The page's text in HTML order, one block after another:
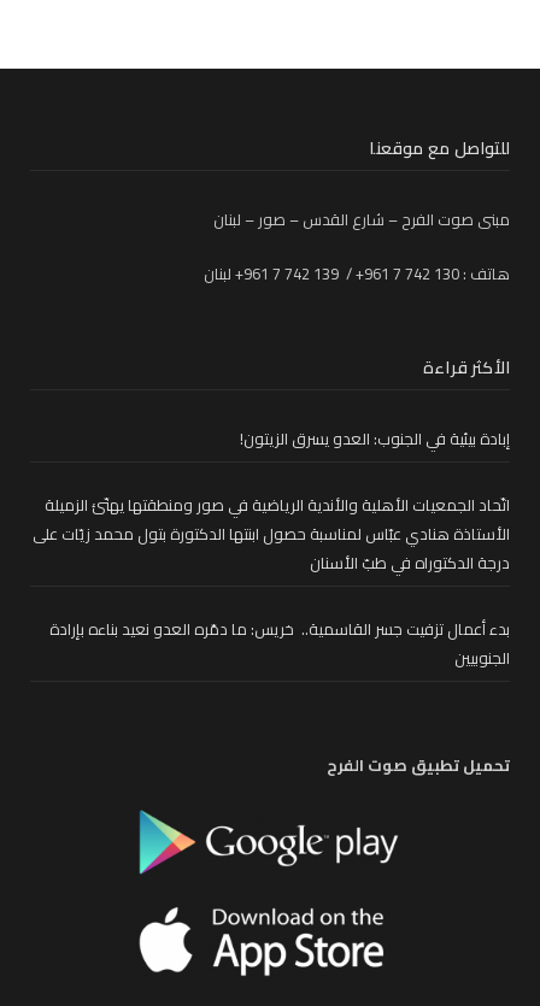
للتواصل مع موقعنا
مبنى صوت الفرح – شارع القدس – صور – لبنان
هاتف : 130 742 7 961+ / 139 742 7 961+ لبنان
الأكثر قراءة
إبادة بيئية في الجنوب: العدو يسرق الزيتون!
اتّحاد الجمعيات الأهلية والأندية الرياضية في صور ومنطقتها يهنّئ الزميلة
الأستاذة هنادي عبّاس لمناسبة حصول ابنتها الدكتورة بتول محمد زيّات على
درجة الدكتوراه في طبّ الأسنان
بدء أعمال تزفيت جسر القاسمية.. خريس: ما دمّره العدو نعيد بناءه بإرادة
الجنوبيين
تحميل تطبيق صوت الفرح